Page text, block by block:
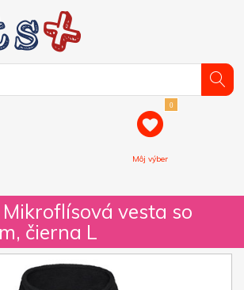
0
Môj výber
Mikroflísová vesta so
čierna L